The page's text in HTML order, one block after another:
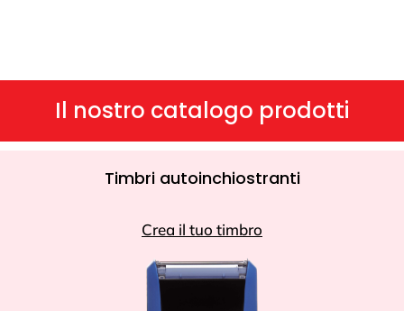
Il nostro catalogo prodotti
Timbri autoinchiostranti
Crea il tuo timbro